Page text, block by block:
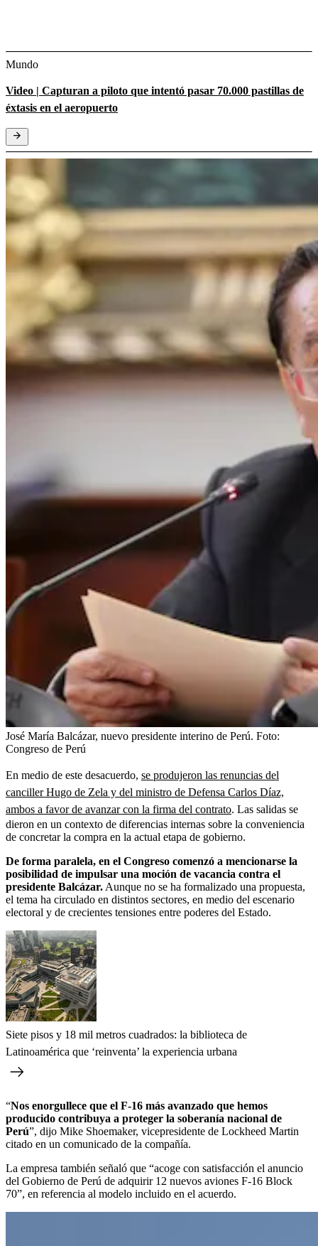
Mundo
Video | Capturan a piloto que intentó pasar 70.000 pastillas de
éxtasis en el aeropuerto
José María Balcázar, nuevo presidente interino de Perú. Foto:
Congreso de Perú
En medio de este desacuerdo, se produjeron las renuncias del
canciller Hugo de Zela y del ministro de Defensa Carlos Díaz,
ambos a favor de avanzar con la firma del contrato. Las salidas se
dieron en un contexto de diferencias internas sobre la conveniencia
de concretar la compra en la actual etapa de gobierno.
De forma paralela, en el Congreso comenzó a mencionarse la
posibilidad de impulsar una moción de vacancia contra el
presidente Balcázar. Aunque no se ha formalizado una propuesta,
el tema ha circulado en distintos sectores, en medio del escenario
electoral y de crecientes tensiones entre poderes del Estado.
Siete pisos y 18 mil metros cuadrados: la biblioteca de
Latinoamérica que ‘reinventa’ la experiencia urbana
“Nos enorgullece que el F-16 más avanzado que hemos
producido contribuya a proteger la soberanía nacional de
Perú”, dijo Mike Shoemaker, vicepresidente de Lockheed Martin
citado en un comunicado de la compañía.
La empresa también señaló que “acoge con satisfacción el anuncio
del Gobierno de Perú de adquirir 12 nuevos aviones F-16 Block
70”, en referencia al modelo incluido en el acuerdo.